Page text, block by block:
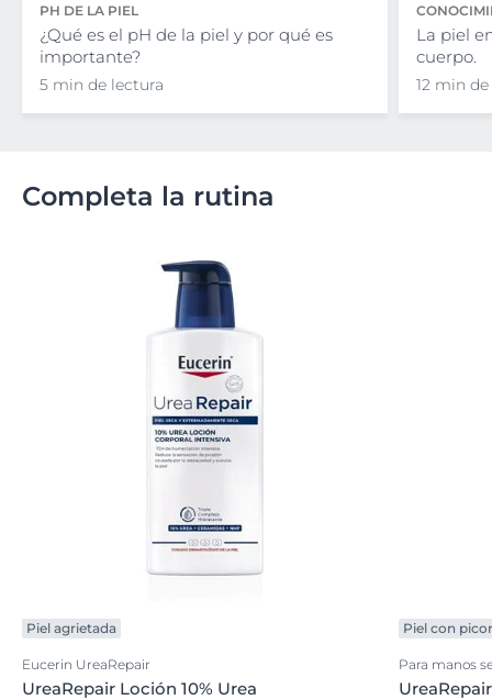
PH DE LA PIEL
¿Qué es el pH de la piel y por qué es
importante?
5 min de lectura
La piel
cuerpo.
12 min
Completa la rutina
Piel agrietada
Eucerin UreaRepair
UreaRepair Loción 10% Urea
Piel con picor
Para manos